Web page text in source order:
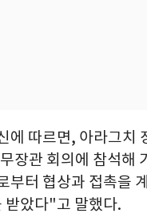
에 따르면, 아라그치
장관 회의에 참석해
부터 협상과 접촉을
받았다"고 말했다.